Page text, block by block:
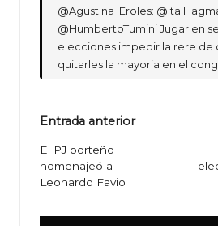
@Agustina_Eroles:
@HumbertoTumini Jugar en
elecciones impedir la rere de
quitarles la mayoria en el
Navegación
de
entradas
Entrada anterior
El PJ porteño
homenajeó a
Leonardo Favio